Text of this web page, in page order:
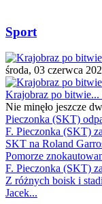
Sport
środa, 03 czerwca
Krajobraz po
Nie minęło jeszcze
Pieczonka (SKT)
F. Pieczonka (SKT)
SKT na Roland
Pomorze
F. Pieczonka (SKT)
Z różnych boisk i
Jacek...